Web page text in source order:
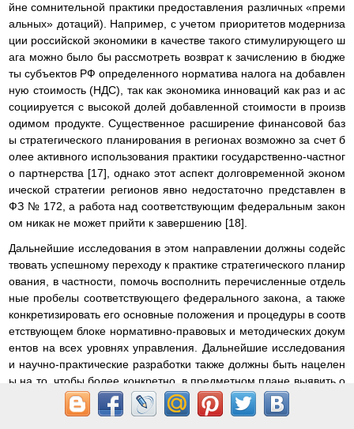
йне сомнительной практики предоставления различных «преми
альных» дотаций). Например, с учетом приоритетов модерниза
ции российской экономики в качестве такого стимулирующего ш
ага можно было бы рассмотреть возврат к зачислению в бюдже
ты субъектов РФ определенного норматива налога на добавлен
ную стоимость (НДС), так как экономика инноваций как раз и ас
социируется с высокой долей добавленной стоимости в произв
одимом продукте. Существенное расширение финансовой баз
ы стратегического планирования в регионах возможно за счет б
олее активного использования практики государственно-частног
о партнерства [17], однако этот аспект долговременной эконом
ической стратегии регионов явно недостаточно представлен в
ФЗ № 172, а работа над соответствующим федеральным закон
ом никак не может прийти к завершению [18].
Дальнейшие исследования в этом направлении должны содейс
твовать успешному переходу к практике стратегического планир
ования, в частности, помочь восполнить перечисленные отдель
ные пробелы соответствующего федерального закона, а также
конкретизировать его основные положения и процедуры в соотв
етствующем блоке нормативно-правовых и методических докум
ентов на всех уровнях управления. Дальнейшие исследования
и научно-практические разработки также должны быть нацелен
ы на то, чтобы более конкретно, в предметном плане выявить о
собенности целей и процедур стратегического планирования н
а субфедеральном (региональном и муниципальном) уровне. Н